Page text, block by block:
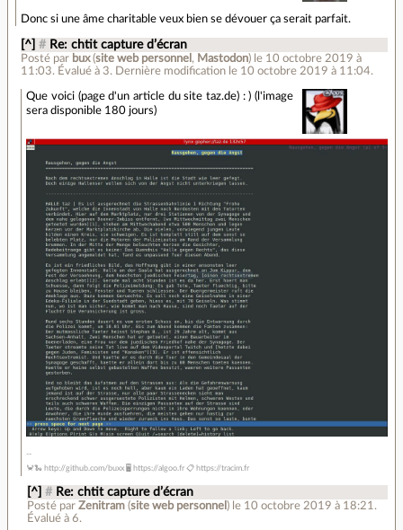
Donc si une âme charitable veux bien se dévouer ça serait parfait.
[^] # Re: chtit capture d’écran
Posté par bux(site web personnel , Mastodon) le 10 octobre 2019 à
11:03. Évalué à 3. Dernière modification le 10 octobre 2019 à 11:04.
Que voici (page d'un article du site taz.de) : ) (l'image
sera disponible 180 jours)
🦀🐍 http://github.com/buxx 🖥 https://algoo.fr 📋 https://tracim.fr
[^] # Re: chtit capture d’écran
Posté par Zenitram(site web personnel ) le 10 octobre 2019 à 18:21 .
Évalué à 6.